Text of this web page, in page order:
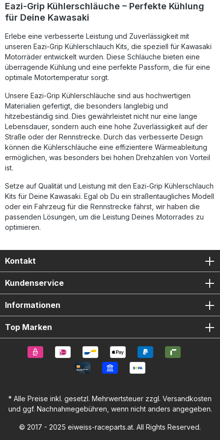
Einsatzzeiten flexibel. Das Produkt erfüllt die
Anforderungen der SAE J20 R1 Klasse A oder übertrifft sie.
um bis zu 5 °C Temperaturbeständig von -50 °C bis +180
°C und druckfest bis 15 bar Mehrlagig verstärkt für
maximale Haltbarkeit Leicht zu reinigen und hitzebeständig
Ideal für Straßen- und Rennanwendungen Lieferumfang:
Eazi-Grip Silikon Kühlerschlauch Kit Hochwertige
Schlauchschellen aus Edelstahl
Eazi-Grip Kühlerschläuche – Perfekte Kühlung
für Deine Kawasaki
Erlebe eine verbesserte Leistung und Zuverlässigkeit mit
unseren Eazi-Grip Kühlerschlauch Kits, die speziell für Kawasaki
Motorräder entwickelt wurden. Diese Schläuche bieten eine
überragende Kühlung und eine perfekte Passform, die für eine
optimale Motortemperatur sorgt.
Unsere Eazi-Grip Kühlerschläuche sind aus hochwertigen
Materialien gefertigt, die besonders langlebig und
hitzebeständig sind. Dies gewährleistet nicht nur eine lange
Lebensdauer, sondern auch eine hohe Zuverlässigkeit auf der
Straße oder der Rennstrecke. Durch das verbesserte Design
können die Kühlerschläuche eine effizientere Wärmeableitung
ermöglichen, was besonders bei hohen Drehzahlen von Vorteil
ist.
Setze auf Qualität und Leistung mit den Eazi-Grip Kühlerschlauch
Kits für Deine Kawasaki. Egal ob Du ein straßentaugliches Modell
oder ein Fahrzeug für die Rennstrecke fährst, wir haben die
passenden Lösungen, um die Leistung Deines Motorrades zu
optimieren.
Kontakt
Kundenservice
Informationen
Top Marken
* Alle Preise inkl. gesetzl. Mehrwertsteuer zzgl. Versandkosten
und ggf. Nachnahmegebühren, wenn nicht anders angegeben.
© 2017 - 2025 eiweiss-raceparts.at. All Rights Reserved.